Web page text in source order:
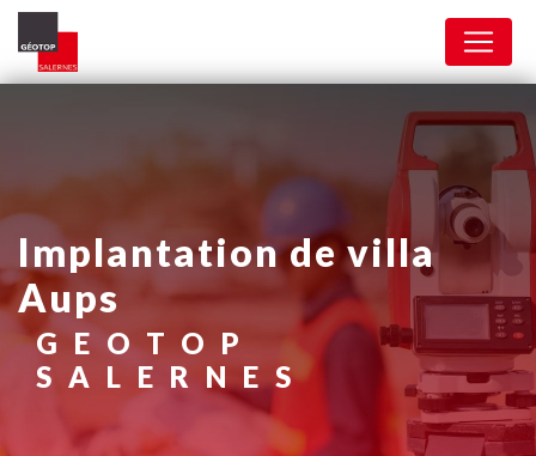
implantation de villa
Aups
GEOTOP
SALERNES
Panneau de gestion des cookies